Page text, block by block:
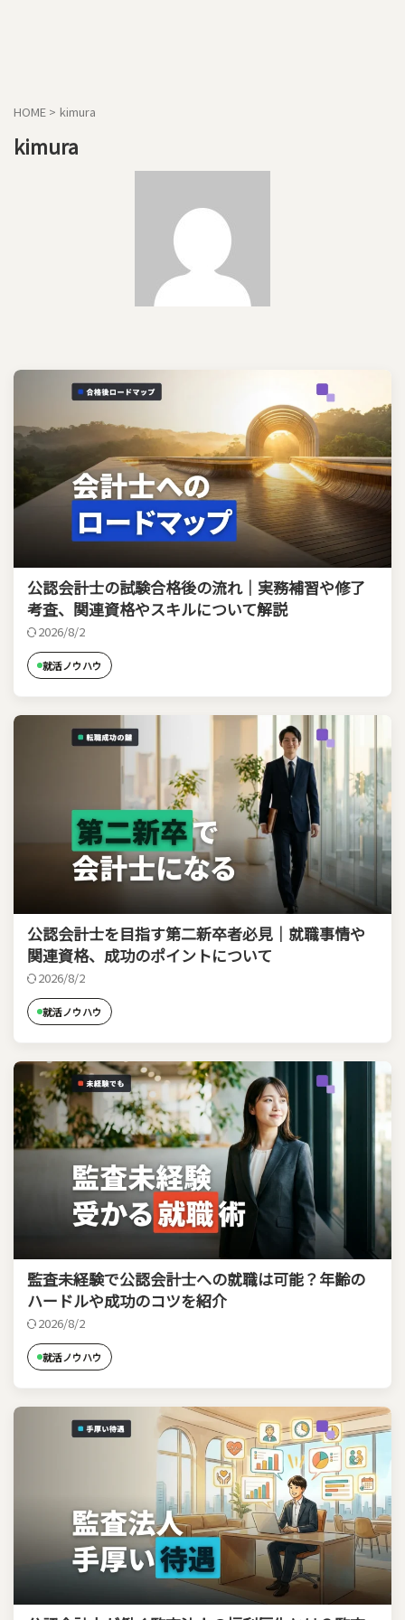
HOME > kimura
kimura
公認会計士の試験合格後の流れ｜実務補習や修了
考査、関連資格やスキルについて解説
2026/8/2
就活ノウハウ
公認会計士を目指す第二新卒者必見｜就職事情や
関連資格、成功のポイントについて
2026/8/2
就活ノウハウ
監査未経験で公認会計士への就職は可能？年齢の
ハードルや成功のコツを紹介
2026/8/2
就活ノウハウ